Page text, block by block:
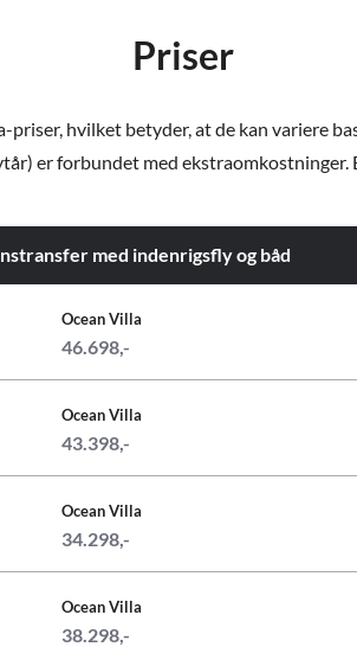
Priser
hvilket betyder, at de kan variere
er forbundet med
med indenrigsfly og båd
Ocean Villa
46.698,-
Ocean Villa
43.398,-
Ocean Villa
34.298,-
Ocean Villa
38.298,-